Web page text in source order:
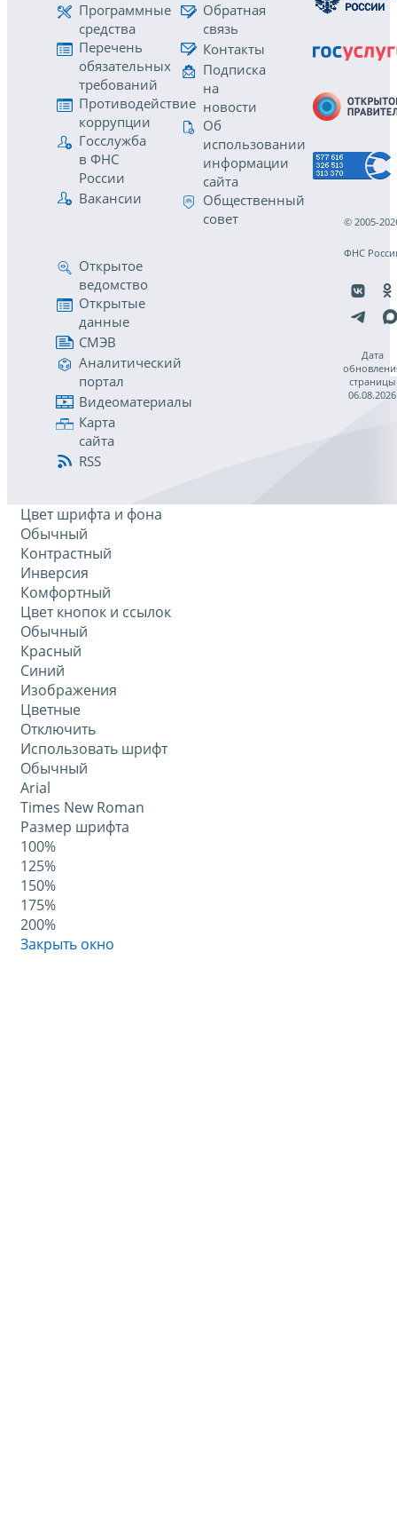
Программные
средства
Перечень
обязательных
требований
Противодействие
коррупции
Госслужба
в ФНС
России
Вакансии
Обратная
связь
Контакты
Подписка
на
новости
Об
использовании
информации
сайта
Общественный
совет
Открытое
ведомство
Открытые
данные
СМЭВ
Аналитический
портал
Видеоматериалы
Карта
сайта
RSS
© 2005-
ФНС
Дата
страницы
06.08.2026
Цвет шрифта и фона
Обычный
Контрастный
Инверсия
Комфортный
Цвет кнопок и ссылок
Обычный
Красный
Синий
Изображения
Цветные
Отключить
Использовать шрифт
Обычный
Arial
Times New Roman
Размер шрифта
100%
125%
150%
175%
200%
Закрыть окно